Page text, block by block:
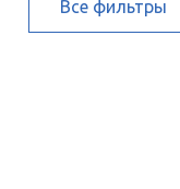
Все фильтры